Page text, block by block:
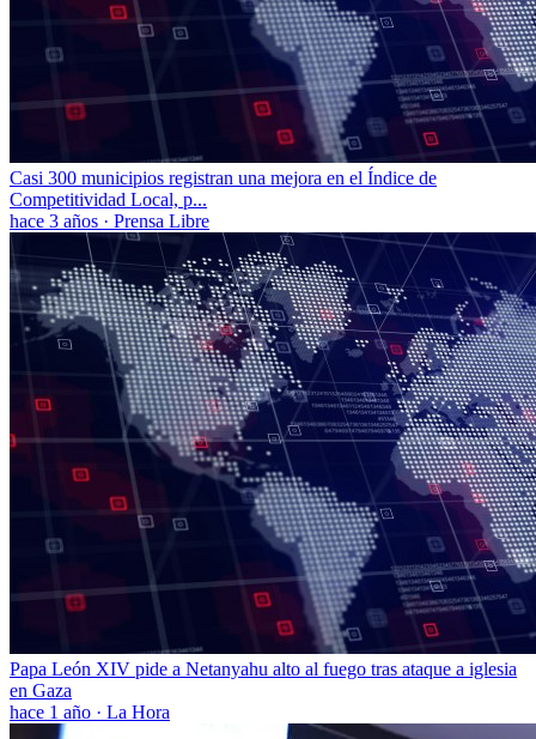
Casi 300 municipios registran una mejora en el Índice de
Competitividad Local, p...
hace 3 años · Prensa Libre
Papa León XIV pide a Netanyahu alto al fuego tras ataque a iglesia
en Gaza
hace 1 año · La Hora